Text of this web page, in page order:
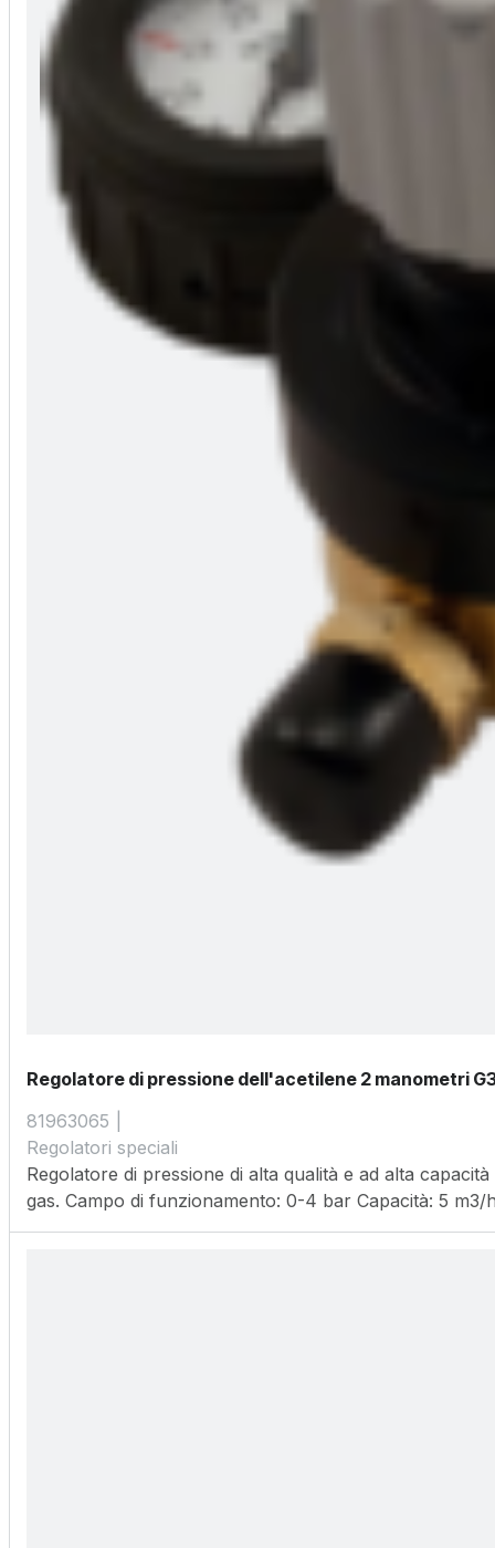
Regolatore di pressione dell'acetilene 2 manometri
81963065
Regolatori speciali
Regolatore di pressione di alta qualità e ad alta
gas. Campo di funzionamento: 0-4 bar Capacità: 5